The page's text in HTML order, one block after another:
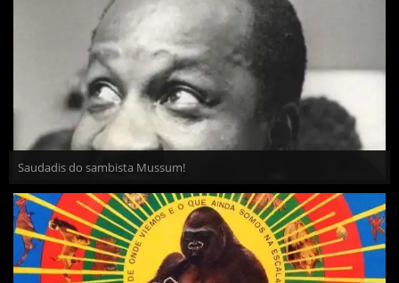
Saudadis do sambista Mussum!